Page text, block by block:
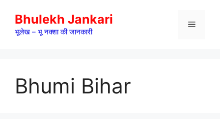
content
Bhulekh Jankari
भूलेख – भू नक्शा की जानकारी
Menu
Bhumi Bihar